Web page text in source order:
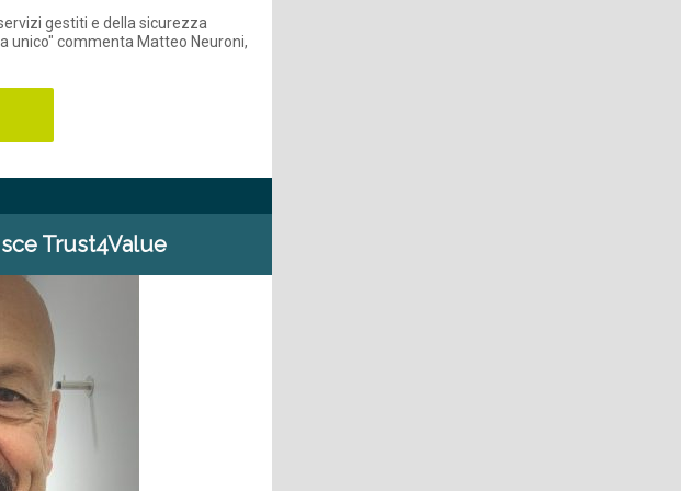
gestiti e della sicurezza
unico" commenta Matteo Neuroni,
Trust4Value